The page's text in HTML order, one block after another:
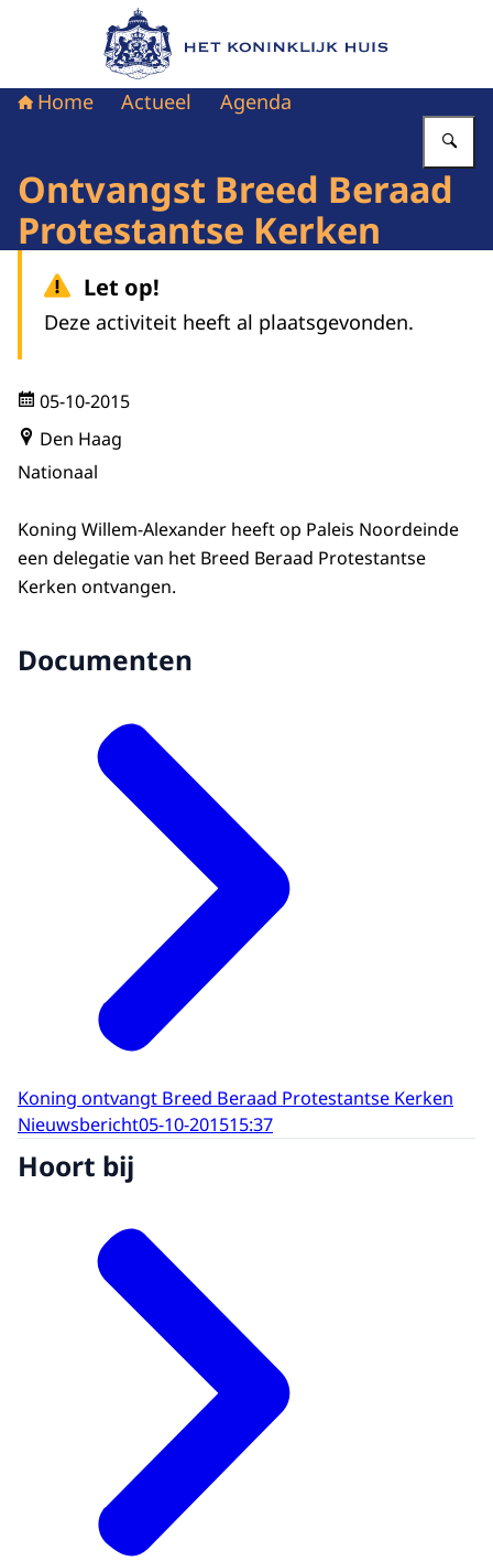
Naar de homepage van Het Koninklijk Huis
Home Actueel Agenda
Ontvangst Breed Beraad
Protestantse Kerken
Let op!
Deze activiteit heeft al plaatsgevonden.
05-10-2015
Den Haag
Nationaal
Koning Willem-Alexander heeft op Paleis Noordeinde
een delegatie van het Breed Beraad Protestantse
Kerken ontvangen.
Documenten
Koning ontvangt Breed Beraad Protestantse Kerken
Nieuwsbericht05-10-201515:37
Hoort bij